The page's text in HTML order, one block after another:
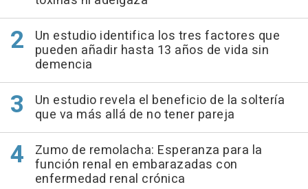
Un estudio identifica los tres factores que
pueden añadir hasta 13 años de vida sin
demencia
Un estudio revela el beneficio de la soltería
que va más allá de no tener pareja
Zumo de remolacha: Esperanza para la
función renal en embarazadas con
enfermedad renal crónica